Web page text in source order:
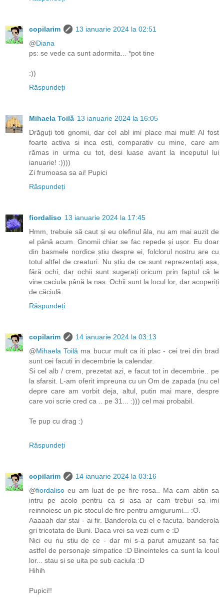
copilarim
13 ianuarie 2024 la 02:51
@Diana
ps: se vede ca sunt adormita... *pot tine
:))
Răspundeți
Mihaela Toilă 13 ianuarie 2024 la 16:05
Drăguți toti gnomii, dar cel abl imi place mai mult! AI fost
foarte activa si inca esti, comparativ cu mine, care am
rămas in urma cu tot, desi luase avant la inceputul lui
ianuarie! :))))
Zi frumoasa sa ai! Pupici
Răspundeți
fiordaliso 13 ianuarie 2024 la 17:45
Hmm, trebuie să caut și eu olefinul ăla, nu am mai auzit de
el până acum. Gnomii chiar se fac repede și ușor. Eu doar
din basmele nordice știu despre ei, folclorul nostru are cu
totul altfel de creaturi. Nu știu de ce sunt reprezentați așa,
fără ochi, dar ochii sunt sugerați oricum prin faptul că le
vine caciula până la nas. Ochii sunt la locul lor, dar acoperiți
de căciulă.
Răspundeți
copilarim
14 ianuarie 2024 la 03:13
@Mihaela Toilă ma bucur mult ca iti plac - cei trei din brad
sunt cei facuti in decembrie la calendar.
Si cel alb / crem, prezetat azi, e facut tot in decembrie.. pe
la sfarsit. L-am oferit impreuna cu un Om de zapada (nu cel
depre care am vorbit deja, altul, putin mai mare, despre
care voi scrie cred ca .. pe 31... :))) cel mai probabil.
Te pup cu drag :)
Răspundeți
copilarim
14 ianuarie 2024 la 03:16
@fiordaliso eu am luat de pe fire rosa.. Ma cam abtin sa
intru pe acolo pentru ca si asa ar cam trebui sa imi
reinnoiesc un pic stocul de fire pentru amigurumi... :O.
Aaaaah dar stai - ai fir. Banderola cu el e facuta. banderola
gri tricotata de Buni. Daca vrei sa vezi cum e :D
Nici eu nu stiu de ce - dar mi s-a parut amuzant sa fac
astfel de personaje simpatice :D Bineinteles ca sunt la lcoul
lor... stau si se uita pe sub caciula :D
Hihih
Pupici!!